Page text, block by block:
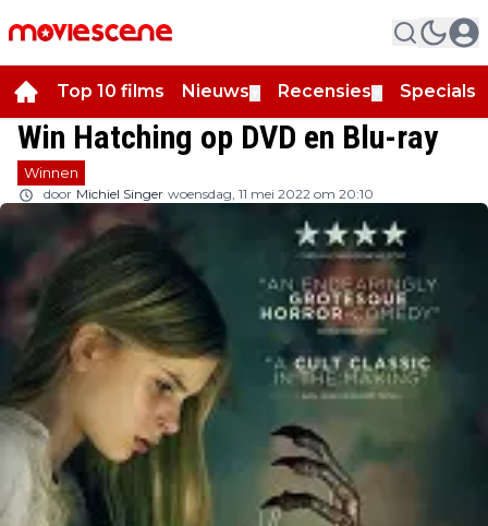
Top 10 films Nieuws Recensies Specials
Win Hatching op DVD en Blu-ray
Winnen
door Michiel Singer woensdag, 11 mei 2022 om 20:10